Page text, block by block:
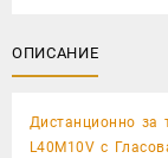
ОПИСАНИЕ
Дистанционно за
L40M10V с